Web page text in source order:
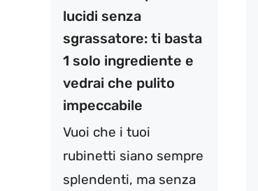
lucidi senza
sgrassatore: ti basta
1 solo ingrediente e
vedrai che pulito
impeccabile
Vuoi che i tuoi
rubinetti siano sempre
splendenti, ma senza